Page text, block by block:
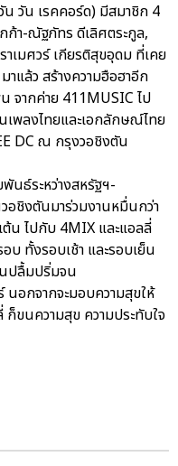
น วัน เรคคอร์ด) มีสมาชิก 4
ก้า-ณัฐภัทร ดีเลิศตระกูล,
เมศวร์ เกียรติสุขอุดม ที่เคย
าแล้ว สร้างความฮือฮาอีก
ากค่าย 411MUSIC ไป
เพลงไทยและเอกลักษณ์ไทย
DC ณ กรุงวอชิงตัน
นธ์ระหว่างสหรัฐฯ-
อชิงตันมาร่วมงานหมื่นกว่า
น ไปกับ 4MIX และแอลลี่
บ ทั้งรอบเช้า และรอบเย็น
นปลื้มปริ่มจน
อกจากจะมอบความสุขให้
ขนความสุข ความประทับใจ